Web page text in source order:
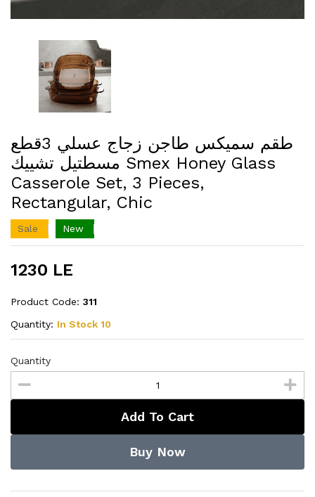
طقم سميكس طاجن زجاج عسلي 3قطع
مسطتيل تشييك Smex Honey Glass
Casserole Set, 3 Pieces,
Rectangular, Chic
Sale New
1230 LE
Product Code: 311
Quantity: In Stock 10
Quantity
Add To Cart
Buy Now